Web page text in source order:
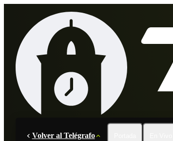
Volver al Telégrafo